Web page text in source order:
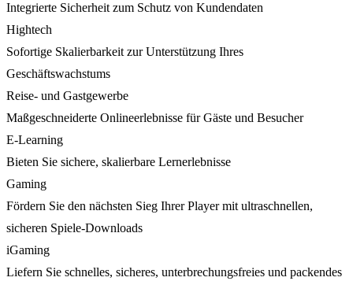
Integrierte Sicherheit zum Schutz von Kundendaten
Hightech
Sofortige Skalierbarkeit zur Unterstützung Ihres
Geschäftswachstums
Reise- und Gastgewerbe
Maßgeschneiderte Onlineerlebnisse für Gäste und Besucher
E-Learning
Bieten Sie sichere, skalierbare Lernerlebnisse
Gaming
Fördern Sie den nächsten Sieg Ihrer Player mit ultraschnellen,
sicheren Spiele-Downloads
iGaming
Liefern Sie schnelles, sicheres, unterbrechungsfreies und packendes